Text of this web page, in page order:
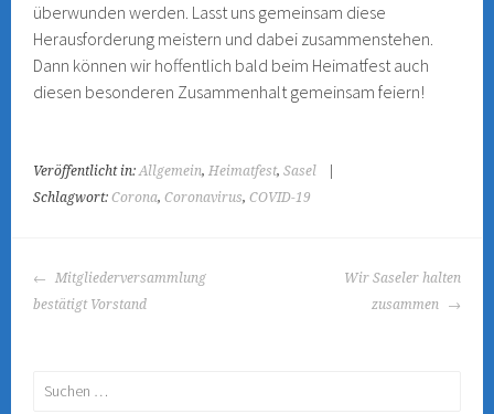
überwunden werden. Lasst uns gemeinsam diese
Herausforderung meistern und dabei zusammenstehen.
Dann können wir hoffentlich bald beim Heimatfest auch
diesen besonderen Zusammenhalt gemeinsam feiern!
Veröffentlicht in:Allgemein,Heimatfest,Sasel
Schlagwort:Corona,Coronavirus,COVID-19
BEITRAGS-
NAVIGATION
Mitgliederversammlung
bestätigt Vorstand
Wir Saseler halten
zusammen
Suchen